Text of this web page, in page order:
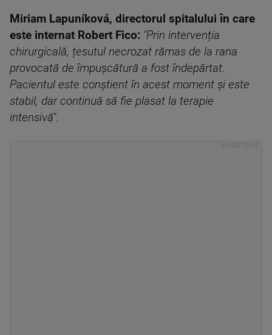
Miriam Lapuníková, directorul spitalului în care
este internat Robert Fico: "Prin intervenția
chirurgicală, țesutul necrozat rămas de la rana
provocată de împușcătură a fost îndepărtat.
Pacientul este conștient în acest moment și este
stabil, dar continuă să fie plasat la terapie
intensivă".